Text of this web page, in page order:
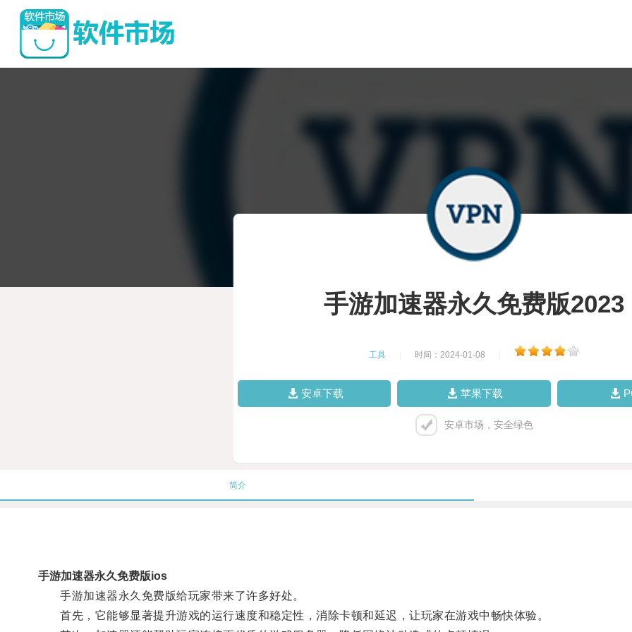
手游加速器永久免费版2023
工具 时间：2024-01-08
安卓下载 苹果下载
安卓市场，安全绿色
简介
手游加速器永久免费版ios
手游加速器永久免费版给玩家带来了许多好处。
首先，它能够显著提升游戏的运行速度和稳定性，消除卡顿和延迟，让玩家在游戏中畅快体验。